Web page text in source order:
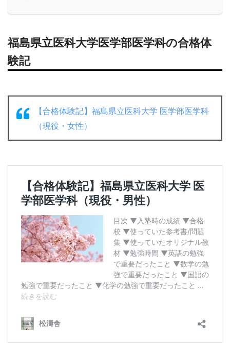
福島県立医科大学医学部医学科の合格体
験記
【合格体験記】福島県立医科大学 医学部医学科
（現役・女性）